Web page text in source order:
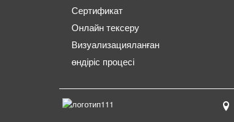
Сертификат
Онлайн тексеру
Визуализацияланған
өндіріс процесі